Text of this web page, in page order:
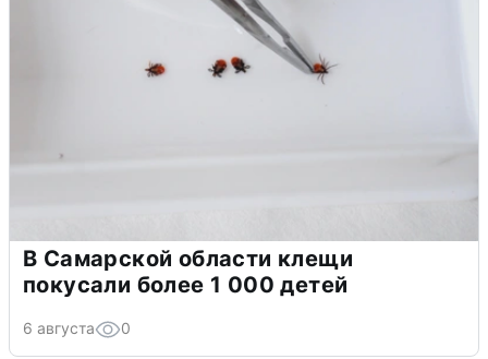
В Самарской области клещи
покусали более 1 000 детей
6 августа 0